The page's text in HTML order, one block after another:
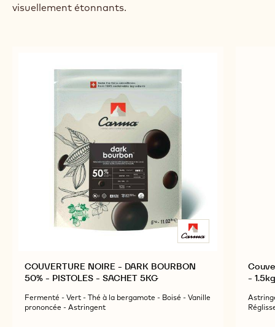
visuellement étonnants.
COUVERTURE NOIRE - DARK BOURBON
50% - PISTOLES - SACHET 5KG
Fermenté - Vert - Thé à la bergamote - Boisé - Vanille
prononcée - Astringent
-